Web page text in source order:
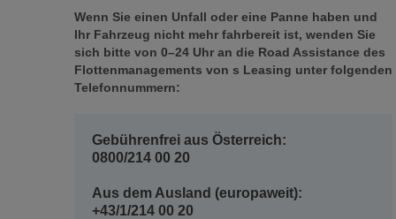
Wenn Sie einen Unfall oder eine Panne haben und
Ihr Fahrzeug nicht mehr fahrbereit ist, wenden Sie
sich bitte von 0–24 Uhr an die Road Assistance des
Flottenmanagements von s Leasing unter folgenden
Telefonnummern:
Gebührenfrei aus Österreich:
0800/214 00 20
Aus dem Ausland (europaweit):
+43/1/214 00 20